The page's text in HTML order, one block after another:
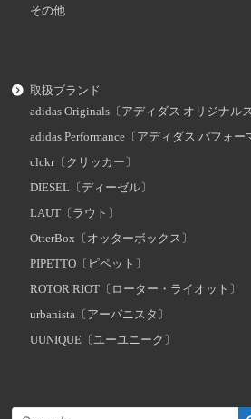
その他
取扱ブランド
adidas Originals〔アディダス オリジナルス
adidas Performance〔アディダス パフォー
clckr〔クリッカー〕
DIESEL〔ディーゼル〕
LAUT〔ラウト〕
OtterBox〔オッターボックス〕
PIPETTO〔ピペット〕
ROTOR RIOT〔ローター・ライオット〕
urbanista〔アーバニスタ〕
UUNIQUE〔ユーユニーク〕